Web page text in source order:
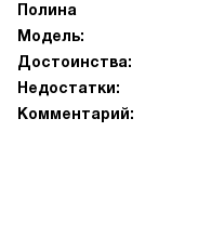
Полина
Модель:
Достоинства:
Недостатки:
Комментарий: